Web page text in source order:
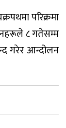
परिक्रमा
८ गतेसम्म
गरेर आन्दोलन